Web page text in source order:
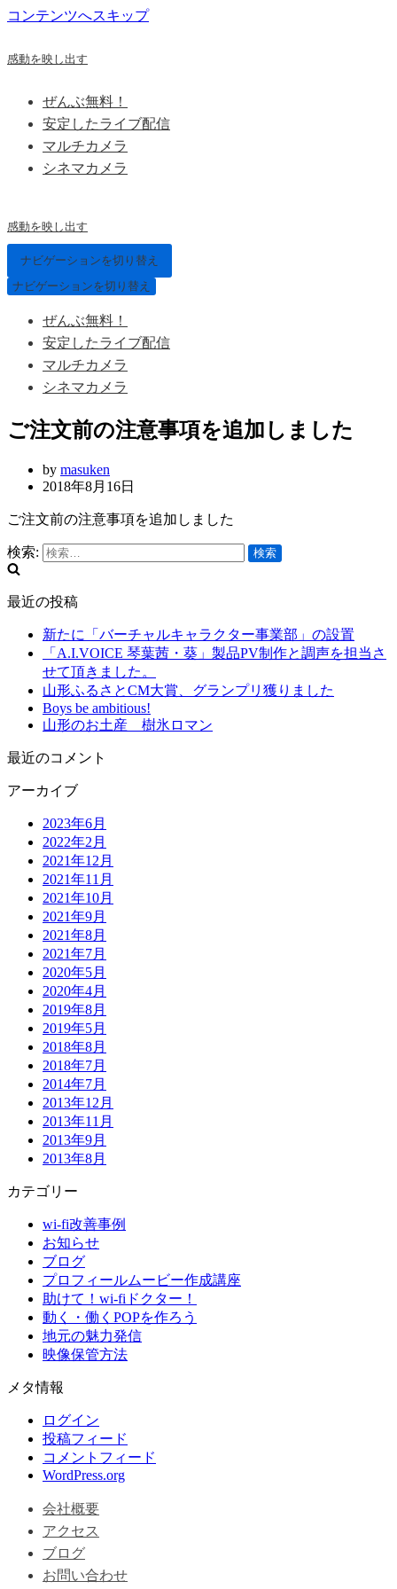
コンテンツへスキップ
感動を映し出す
ぜんぶ無料！
安定したライブ配信
マルチカメラ
シネマカメラ
感動を映し出す
ナビゲーションを切り替え
ナビゲーションを切り替え
ぜんぶ無料！
安定したライブ配信
マルチカメラ
シネマカメラ
ご注文前の注意事項を追加しました
by masuken
2018年8月16日
ご注文前の注意事項を追加しました
検索:
最近の投稿
新たに「バーチャルキャラクター事業部」の設置
「A.I.VOICE 琴葉茜・葵」製品PV制作と調声を担当さ
せて頂きました。
山形ふるさとCM大賞、グランプリ獲りました
Boys be ambitious!
山形のお土産 樹氷ロマン
最近のコメント
アーカイブ
2023年6月
2022年2月
2021年12月
2021年11月
2021年10月
2021年9月
2021年8月
2021年7月
2020年5月
2020年4月
2019年8月
2019年5月
2018年8月
2018年7月
2014年7月
2013年12月
2013年11月
2013年9月
2013年8月
カテゴリー
wi-fi改善事例
お知らせ
ブログ
プロフィールムービー作成講座
助けて！wi-fiドクター！
動く・働くPOPを作ろう
地元の魅力発信
映像保管方法
メタ情報
ログイン
投稿フィード
コメントフィード
WordPress.org
会社概要
アクセス
ブログ
お問い合わせ